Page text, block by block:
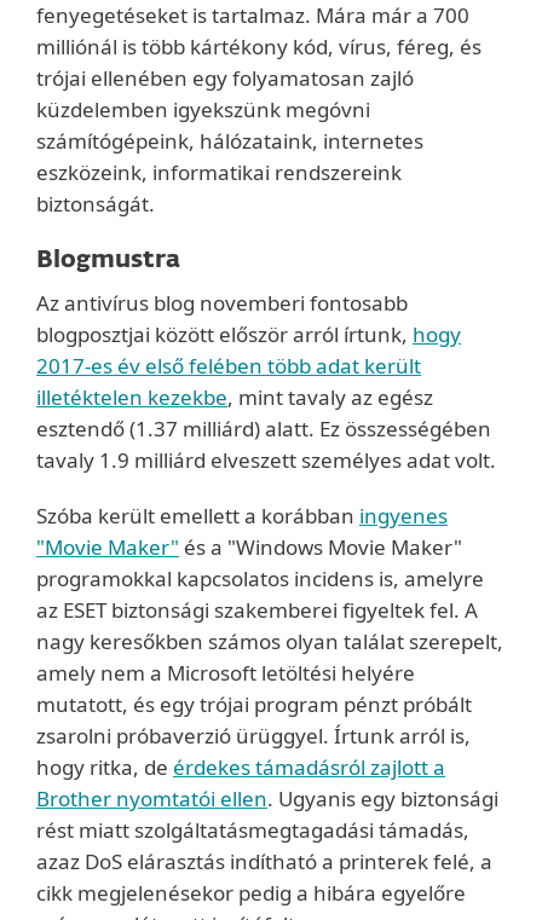
fenyegetéseket is tartalmaz. Mára már a 700
milliónál is több kártékony kód, vírus, féreg, és
trójai ellenében egy folyamatosan zajló
küzdelemben igyekszünk megóvni
számítógépeink, hálózataink, internetes
eszközeink, informatikai rendszereink
biztonságát.
Blogmustra
Az antivírus blog novemberi fontosabb
blogposztjai között először arról írtunk, hogy
2017-es év első felében több adat került
illetéktelen kezekbe, mint tavaly az egész
esztendő (1.37 milliárd) alatt. Ez összességében
tavaly 1.9 milliárd elveszett személyes adat volt.
Szóba került emellett a korábban ingyenes
"Movie Maker" és a "Windows Movie Maker"
programokkal kapcsolatos incidens is, amelyre
az ESET biztonsági szakemberei figyeltek fel. A
nagy keresőkben számos olyan találat szerepelt,
amely nem a Microsoft letöltési helyére
mutatott, és egy trójai program pénzt próbált
zsarolni próbaverzió ürüggyel. Írtunk arról is,
hogy ritka, de érdekes támadásról zajlott a
Brother nyomtatói ellen. Ugyanis egy biztonsági
rést miatt szolgáltatásmegtagadási támadás,
azaz DoS elárasztás indítható a printerek felé, a
cikk megjelenésekor pedig a hibára egyelőre